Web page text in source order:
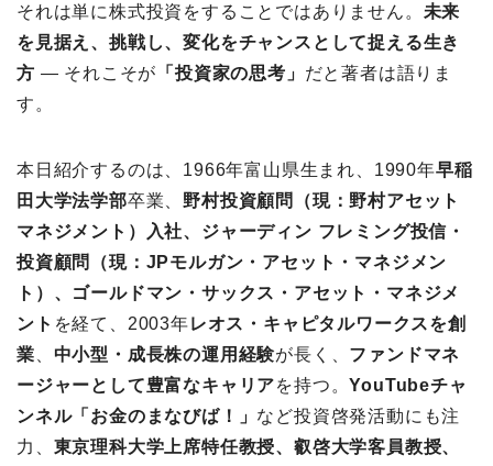
それは単に株式投資をすることではありません。 未来
を見据え、挑戦し、変化をチャンスとして捉える生き
方 ― それこそが 「投資家の思考」 だと著者は語りま
す。
本日紹介するのは、1966年富山県生まれ、1990年早稲
田大学法学部卒業、 野村投資顧問（現：野村アセット
マネジメント）入社、ジャーディン フレミング投信・
投資顧問（現：JPモルガン・アセット・マネジメン
ト）、ゴールドマン・サックス・アセット・マネジメ
ント を経て、2003年レオス・キャピタルワークスを創
業
中小型・成長株の運用経験が長く、 ファンドマネ
ージャーとして豊富なキャリアを持つ。YouTubeチャ
ンネル「お金のまなびば！」 など投資啓発活動にも注
力、 東京理科大学上席特任教授、叡啓大学客員教授、